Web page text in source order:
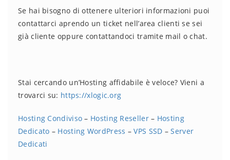
Se hai bisogno di ottenere ulteriori informazioni puoi
contattarci aprendo un ticket nell’area clienti se sei
già cliente oppure contattandoci tramite mail o chat.
Stai cercando un’Hosting affidabile è veloce? Vieni a
trovarci su: https://xlogic.org
Hosting Condiviso – Hosting Reseller– Hosting
Dedicato – Hosting WordPress –VPS SSD –Server
Dedicati